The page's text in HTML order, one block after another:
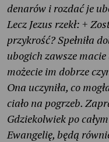
denarów i rozdać je
Lecz Jezus rzekł: +
przykrość? Spełniła
ubogich zawsze
możecie im dobrze
Ona uczyniła, co
ciało na pogrzeb.
Gdziekolwiek po
Ewangelię, będą